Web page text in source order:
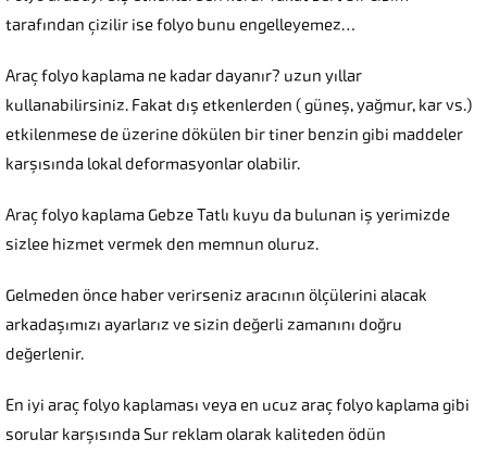
tarafından çizilir ise folyo bunu engelleyemez…
Araç folyo kaplama ne kadar dayanır? uzun yıllar
kullanabilirsiniz. Fakat dış etkenlerden ( güneş, yağmur, kar vs.)
etkilenmese de üzerine dökülen bir tiner benzin gibi maddeler
karşısında lokal deformasyonlar olabilir.
Araç folyo kaplama Gebze Tatlı kuyu da bulunan iş yerimizde
sizlee hizmet vermek den memnun oluruz.
Gelmeden önce haber verirseniz aracının ölçülerini alacak
arkadaşımızı ayarlarız ve sizin değerli zamanını doğru
değerlenir.
En iyi araç folyo kaplaması veya en ucuz araç folyo kaplama gibi
sorular karşısında Sur reklam olarak kaliteden ödün